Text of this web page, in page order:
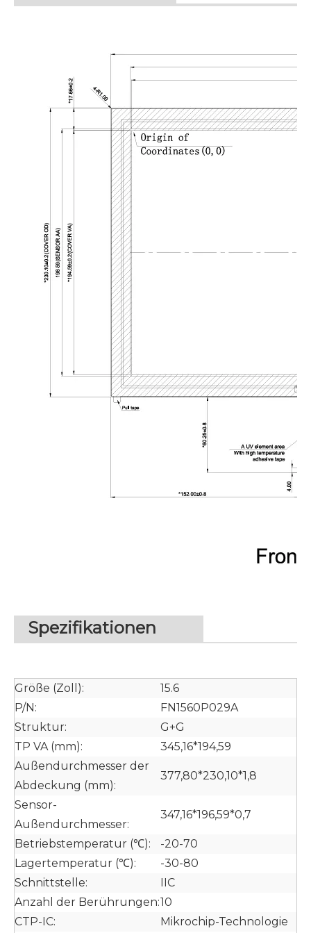
Spezifikationen
Größe (Zoll):
15.6
P/N:
FN1560P029A
Struktur:
G+G
TP VA (mm):
345,16*194,59
Außendurchmesser der
Abdeckung (mm):
377,80*230,10*1,8
Sensor-
Außendurchmesser:
347,16*196,59*0,7
Betriebstemperatur (℃):
-20-70
Lagertemperatur (℃):
-30-80
Schnittstelle:
IIC
Anzahl der Berührungen:10
CTP-IC:
Mikrochip-Technologie